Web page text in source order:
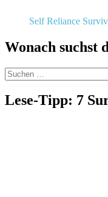
Self Reliance
Wonach suchst
Suchen
nach:
Lese-Tipp: 7